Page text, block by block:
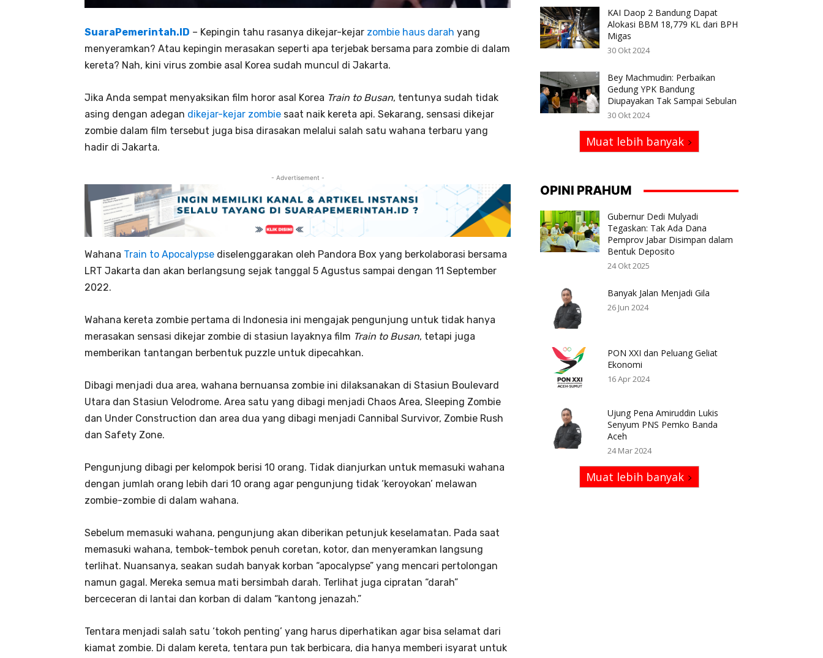
SuaraPemerintah.ID – Kepingin tahu rasanya dikejar-kejar zombie haus darah yang
menyeramkan? Atau kepingin merasakan seperti apa terjebak bersama para zombie di dalam
kereta? Nah, kini virus zombie asal Korea sudah muncul di Jakarta.
Jika Anda sempat menyaksikan film horor asal Korea Train to Busan, tentunya sudah tidak
asing dengan adegan dikejar-kejar zombie saat naik kereta api. Sekarang, sensasi dikejar
zombie dalam film tersebut juga bisa dirasakan melalui salah satu wahana terbaru yang
hadir di Jakarta.
- Advertisement -
Wahana Train to Apocalypse diselenggarakan oleh Pandora Box yang berkolaborasi bersama
LRT Jakarta dan akan berlangsung sejak tanggal 5 Agustus sampai dengan 11 September
2022.
Wahana kereta zombie pertama di Indonesia ini mengajak pengunjung untuk tidak hanya
merasakan sensasi dikejar zombie di stasiun layaknya film Train to Busan, tetapi juga
memberikan tantangan berbentuk puzzle untuk dipecahkan.
Dibagi menjadi dua area, wahana bernuansa zombie ini dilaksanakan di Stasiun Boulevard
Utara dan Stasiun Velodrome. Area satu yang dibagi menjadi Chaos Area, Sleeping Zombie
dan Under Construction dan area dua yang dibagi menjadi Cannibal Survivor, Zombie Rush
dan Safety Zone.
Pengunjung dibagi per kelompok berisi 10 orang. Tidak dianjurkan untuk memasuki wahana
dengan jumlah orang lebih dari 10 orang agar pengunjung tidak ‘keroyokan’ melawan
zombie-zombie di dalam wahana.
Sebelum memasuki wahana, pengunjung akan diberikan petunjuk keselamatan. Pada saat
memasuki wahana, tembok-tembok penuh coretan, kotor, dan menyeramkan langsung
terlihat. Nuansanya, seakan sudah banyak korban “apocalypse” yang mencari pertolongan
namun gagal. Mereka semua mati bersimbah darah. Terlihat juga cipratan “darah”
berceceran di lantai dan korban di dalam “kantong jenazah.”
Tentara menjadi salah satu ‘tokoh penting’ yang harus diperhatikan agar bisa selamat dari
kiamat zombie. Di dalam kereta, tentara pun tak berbicara, dia hanya memberi isyarat untuk
KAI Daop 2 Bandung Dapat
Alokasi BBM 18,779 KL dari BPH
Migas
30 Okt 2024
Bey Machmudin: Perbaikan
Gedung YPK Bandung
Diupayakan Tak Sampai Sebulan
30 Okt 2024
Muat lebih banyak
OPINI PRAHUM
Gubernur Dedi Mulyadi
Tegaskan: Tak Ada Dana
Pemprov Jabar Disimpan dalam
Bentuk Deposito
24 Okt 2025
Banyak Jalan Menjadi Gila
26 Jun 2024
PON XXI dan Peluang Geliat
Ekonomi
16 Apr 2024
Ujung Pena Amiruddin Lukis
Senyum PNS Pemko Banda
Aceh
24 Mar 2024
Muat lebih banyak